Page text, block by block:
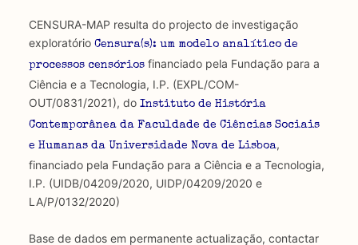
CENSURA-MAP resulta do projecto de investigação
exploratório Censura(s): um modelo analítico de
processos censóriosfinanciado pela Fundação para a
Ciência e a Tecnologia, I.P. (EXPL/COM-
OUT/0831/2021), do Instituto de História
Contemporânea da Faculdade de Ciências Sociais
e Humanas da Universidade Nova de Lisboa,
financiado pela Fundação para a Ciência e a Tecnologia,
I.P. (UIDB/04209/2020, UIDP/04209/2020 e
LA/P/0132/2020)
Base de dados em permanente actualização, contactar